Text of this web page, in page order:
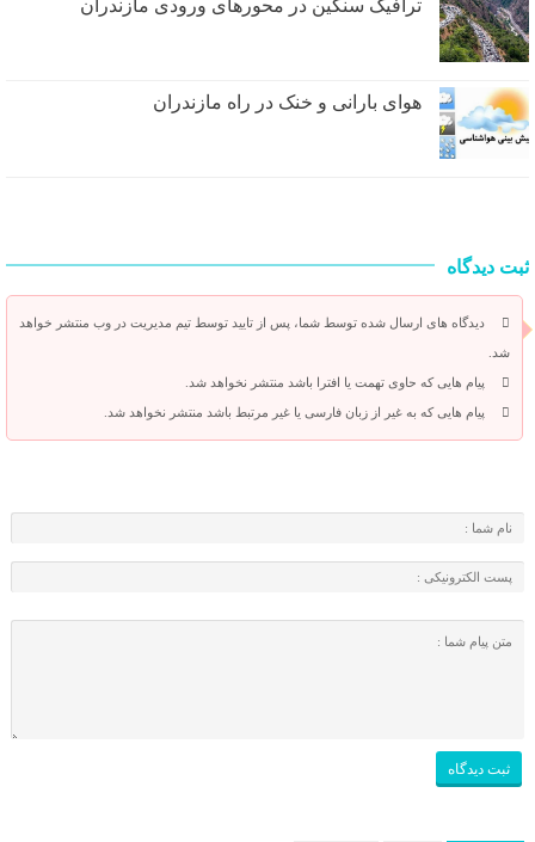
ترافیک سنگین در محور‌های ورودی مازندران
هوای بارانی و خنک در راه مازندران
ثبت دیدگاه
دیدگاه های ارسال شده توسط شما، پس از تایید توسط تیم مدیریت در وب منتشر خواهد
شد.
پیام هایی که حاوی تهمت یا افترا باشد منتشر نخواهد شد.
پیام هایی که به غیر از زبان فارسی یا غیر مرتبط باشد منتشر نخواهد شد.